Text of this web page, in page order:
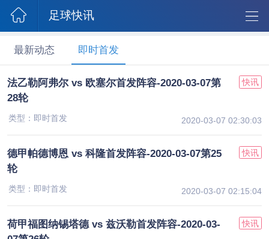
足球快讯
最新动态 即时首发
法乙勒阿弗尔 vs 欧塞尔首发阵容-2020-03-07第
28轮
快讯
类型：即时首发 2020-03-07 02:30:03
德甲帕德博恩 vs 科隆首发阵容-2020-03-07第25
轮
快讯
类型：即时首发 2020-03-07 02:15:04
荷甲福图纳锡塔德 vs 兹沃勒首发阵容-2020-03-
快讯